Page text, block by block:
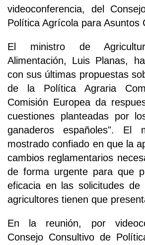
videoconferencia, del
Política Agrícola para Asuntos
El ministro de
Alimentación, Luis Planas,
con sus últimas propuestas
de la Política Agraria
Comisión Europea da
cuestiones planteadas por
ganaderos españoles". El
mostrado confiado en que la
cambios reglamentarios
de forma urgente para que
eficacia en las solicitudes de
agricultores tienen que
En la reunión, por
Consejo Consultivo de